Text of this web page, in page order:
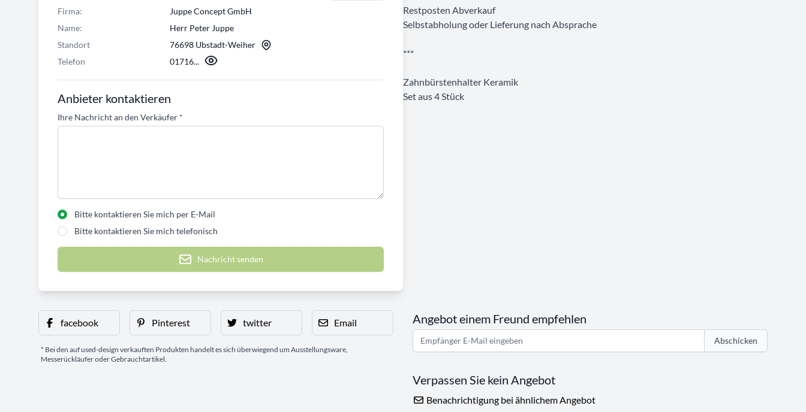
Firma:
Juppe Concept GmbH
Name:
Herr Peter Juppe
Standort
76698 Ubstadt-Weiher
Telefon
01716...
Anbieter kontaktieren
Ihre Nachricht an den Verkäufer *
Bitte kontaktieren Sie mich per E-Mail
Bitte kontaktieren Sie mich telefonisch
Nachricht senden
Restposten Abverkauf
Selbstabholung oder Lieferung nach Absprache
***
Zahnbürstenhalter Keramik
Set aus 4 Stück
facebook Pinterest twitter Email
* Bei den auf used-design verkauften Produkten handelt es sich überwiegend um Ausstellungsware,
Messerückläufer oder Gebrauchtartikel.
Angebot einem Freund empfehlen
Abschicken
Verpassen Sie kein Angebot
Benachrichtigung bei ähnlichem Angebot